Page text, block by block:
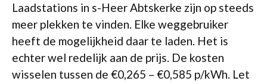
Laadstations in s-Heer Abtskerke zijn op steeds
meer plekken te vinden. Elke weggebruiker
heeft de mogelijkheid daar te laden. Het is
echter wel redelijk aan de prijs. De kosten
wisselen tussen de €0,265 – €0,585 p/kWh. Let